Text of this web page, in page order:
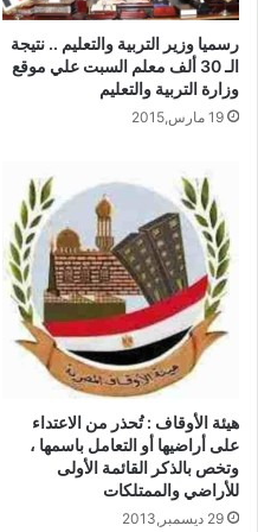
رسميا وزير التربية والتعليم .. نتيجة
الـ 30 ألف معلم السبت علي موقع
وزارة التربية والتعليم
19 مارس,2015
هيئة الأوقاف : تُحذر من الاعتداء
على أراضيها أو التعامل باسمها ،
وتخص بالذكر القائمة الأولى
للأراضي والممتلكات
29 ديسمبر,2013